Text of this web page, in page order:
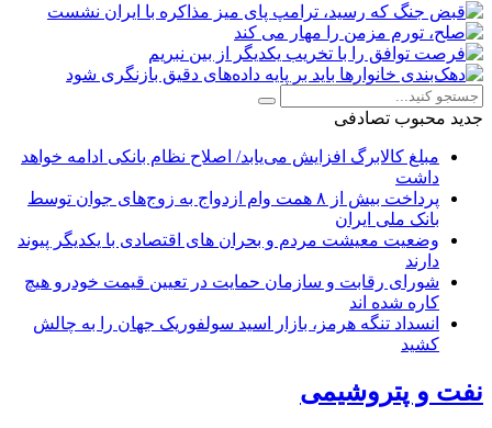
جدید محبوب تصادفی
مبلغ کالابرگ افزایش می‌یابد/ اصلاح نظام بانکی ادامه خواهد
داشت
پرداخت بیش از ۸ همت وام ازدواج به زوج‌های جوان توسط
بانک ملی ایران
وضعیت معیشت مردم و بحران های اقتصادی با یکدیگر پیوند
دارند
شورای رقابت و سازمان حمایت در تعیین قیمت خودرو هیچ
کاره شده اند
انسداد تنگه هرمز، بازار اسید سولفوریک جهان را به چالش
کشید
نفت و پتروشیمی